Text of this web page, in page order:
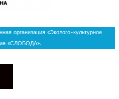
организация «Эколого-культурное
«СЛОБОДА».